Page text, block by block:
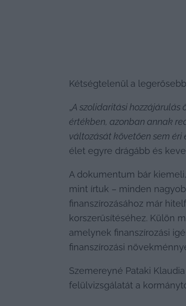
Kétségtelenül a
„A szolidaritási
értékben, azonban annak
változását követően sem
élet egyre drágább és
A dokumentum bár
mint írtuk – minden
finanszírozásához már
korszerűsítéséhez. Külön
amelynek finanszírozási
finanszírozási
Szemereyné Pataki
felülvizsgálatát a